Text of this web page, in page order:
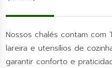
Nossos chalés contam com
lareira e utensílios de
garantir conforto e